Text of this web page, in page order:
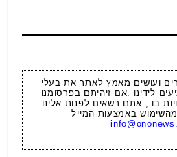
ועושים מאמץ לאתר את בעלי
לידינו .אם זיהיתם בפרסומנו
בו , אתם רשאים לפנות אלינו
באמצעות המייל